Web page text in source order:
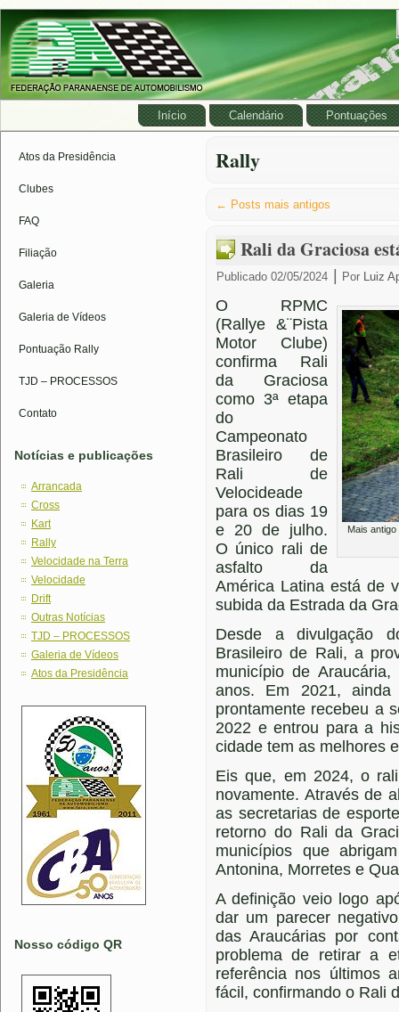
Início Calendário Pontuações
Atos da Presidência
Clubes
FAQ
Filiação
Galeria
Galeria de Vídeos
Pontuação Rally
TJD – PROCESSOS
Contato
Notícias e publicações
Arrancada
Cross
Kart
Rally
Velocidade na Terra
Velocidade
Drift
Outras Notícias
TJD – PROCESSOS
Galeria de Vídeos
Atos da Presidência
Nosso código QR
Rally
← Posts mais antigos
Rali da Graciosa
Publicado 02/05/2024 Por Luiz
Mais
O RPMC
(Rallye &¨Pista
Motor Clube)
confirma Rali
da Graciosa
como 3ª etapa
do
Campeonato
Brasileiro de
Rali de
Velocideade
para os dias 19
e 20 de julho.
O único rali de
asfalto da
América Latina está de
subida da Estrada da
Desde a divulgação
Brasileiro de Rali, a
município de
anos. Em 2021, ainda
prontamente recebeu a
2022 e entrou para a
cidade tem as melhores
Eis que, em 2024, o
novamente. Através de
as secretarias de
retorno do Rali da
municípios que
Antonina, Morretes e
A definição veio logo
dar um parecer
das Araucárias por
problema de retirar a
referência nos últimos
fácil, confirmando o Rali